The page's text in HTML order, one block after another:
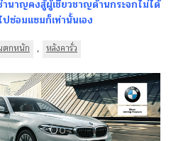
ญคงสู้ผู้เชี่ยวชาญด้านกระจกไม่ได้
ปซ่อมแซมก็เท่านั้นเอง
ตกหนัก , หลังคารั่ว